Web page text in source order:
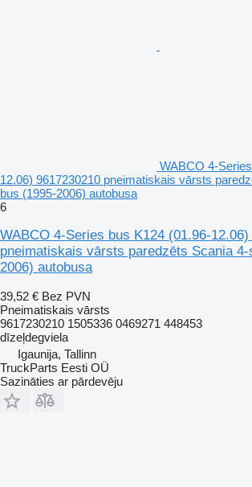
WABCO 4-
12.06) 9617230210 pneimatiskais vārsts
bus (1995-2006) autobusa
6
WABCO 4-Series bus K124 (01.96-12.06)
pneimatiskais vārsts paredzēts Scania
2006) autobusa
39,52 € Bez PVN
Pneimatiskais vārsts
9617230210 1505336 0469271 448453
dīzeļdegviela
Igaunija, Tallinn
TruckParts Eesti OÜ
Sazināties ar pārdevēju